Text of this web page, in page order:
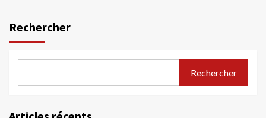
Rechercher
Rechercher